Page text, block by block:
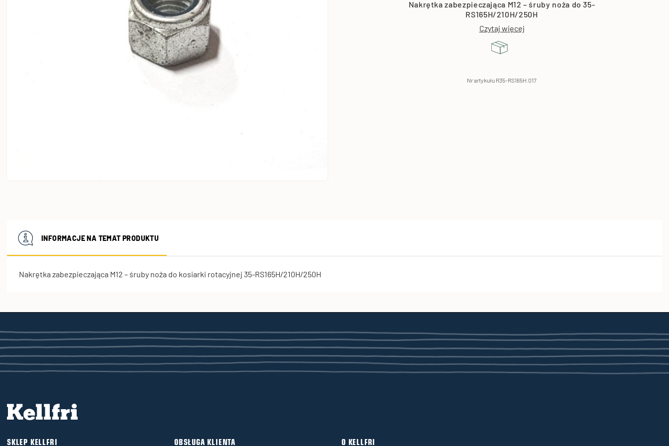
Nakrętka zabezpieczająca M12 – śruby noża do 35-
RS165H/210H/250H
Czytaj więcej
Nr artykułu R35-RS165H.017
INFORMACJE NA TEMAT PRODUKTU
Nakrętka zabezpieczająca M12 – śruby noża do kosiarki rotacyjnej 35-RS165H/210H/250H
SKLEP KELLFRI OBSŁUGA KLIENTA O KELLFRI